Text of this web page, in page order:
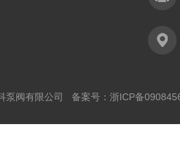
泵阀有限公司 备案号： 浙ICP备